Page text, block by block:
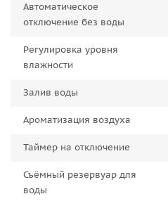
Автоматическое
отключение без воды
Регулировка уровня
влажности
Залив воды
Ароматизация воздуха
Таймер на отключение
Съёмный резервуар для
воды